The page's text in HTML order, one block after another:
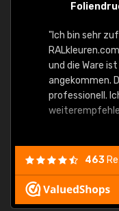
"Ich bin sehr
und die Ware
angekommen.
professionell.
463